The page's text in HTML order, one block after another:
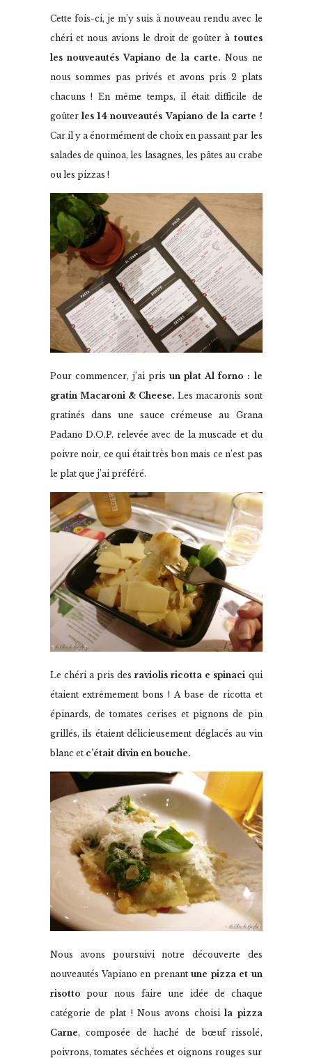
Cette fois-ci, je m’y suis à nouveau rendu avec le
chéri et nous avions le droit de goûter à toutes
les nouveautés Vapiano de la carte. Nous ne
nous sommes pas privés et avons pris 2 plats
chacuns ! En même temps, il était difficile de
goûter les 14 nouveautés Vapiano de la carte !
Car il y a énormément de choix en passant par les
salades de quinoa, les lasagnes, les pâtes au crabe
ou les pizzas !
Pour commencer, j’ai pris un plat Al forno : le
gratin Macaroni & Cheese.Les macaronis sont
gratinés dans une sauce crémeuse au Grana
Padano D.O.P. relevée avec de la muscade et du
poivre noir, ce qui était très bon mais ce n’est pas
le plat que j’ai préféré.
Le chéri a pris desraviolis ricotta e spinaci qui
étaient extrêmement bons ! A base de ricotta et
épinards, de tomates cerises et pignons de pin
grillés, ils étaient délicieusement déglacés au vin
blanc et c’était divin en bouche.
Nous avons poursuivi notre découverte des
nouveautés Vapiano en prenantune pizza et un
risotto pour nous faire une idée de chaque
catégorie de plat ! Nous avons choisila pizza
Carne, composée de haché de bœuf rissolé,
poivrons, tomates séchées et oignons rouges sur